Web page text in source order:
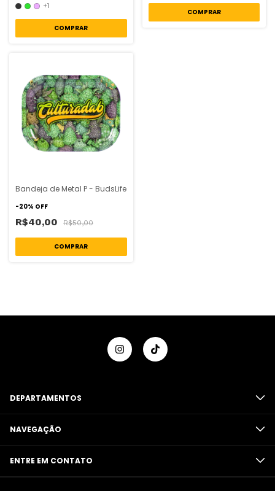
+1
COMPRAR
Bandeja de Metal P - BudsLife
-20% OFF
R$40,00 R$50,00
DEPARTAMENTOS
NAVEGAÇÃO
ENTRE EM CONTATO